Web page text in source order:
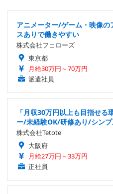
アニメーター/ゲーム・映像
スありで働きやすい
株式会社フェローズ
東京都
月給30万円～70万円
派遣社員
「月収30万円以上も目指せ
ー/未経験OK/研修あり/シン
株式会社Tetote
大阪府
月給27万円～33万円
正社員